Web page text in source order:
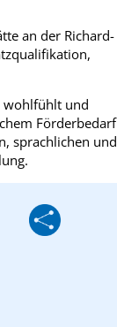
an der Richard-
wohlfühlt und
Förderbedarf
sprachlichen und